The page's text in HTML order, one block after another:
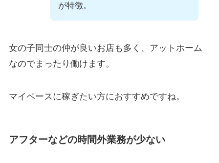
が特徴。
女の子同士の仲が良いお店も多く、アットホーム
なのでまったり働けます。
マイペースに稼ぎたい方におすすめですね。
アフターなどの時間外業務が少ない